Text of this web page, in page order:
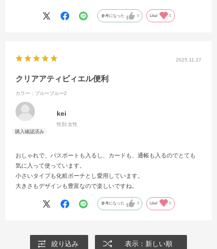
参考になった 0 Like! 0
2025.11.27
クリアアティビィエル便利
カラー：ブルーブルー2
kei
性別:女性
おしゃれで、パスポートも入るし、カードも、通帳も入るのでとても
気に入って使っています。
小さいタイプも化粧ポーチとし愛用しています。
大きさもデザインも豊富なので楽しいですね。
参考になった 0 Like! 0
絞り込み 表示：新しい順